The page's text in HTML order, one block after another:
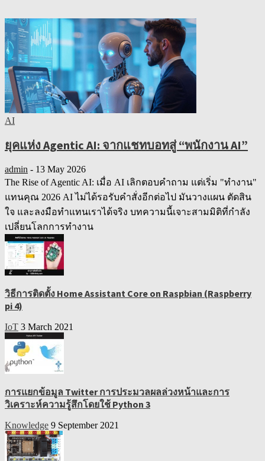
AI
ยุคแห่ง Agentic AI: จากแชทบอทสู่ “พนักงาน AI”
admin - 13 May 2026
The Rise of Agentic AI: เมื่อ AI เลิกตอบคำถาม แต่เริ่ม "ทำงาน"
แทนคุณ 2026 AI ไม่ได้รอรับคำสั่งอีกต่อไป มันวางแผน ตัดสิน
ใจ และลงมือทำแทนเราได้จริง บทความนี้เจาะสามมิติที่กำลัง
เปลี่ยนโลกการทำงาน
วิธีการติดตั้ง Home Assistant Core on Raspbian (Raspberry
pi 4)
IoT 3 March 2021
การแยกข้อมูล Twitter การประมวลผลล่วงหน้าและการ
วิเคราะห์ความรู้สึกโดยใช้ Python 3
Knowledge 9 September 2021